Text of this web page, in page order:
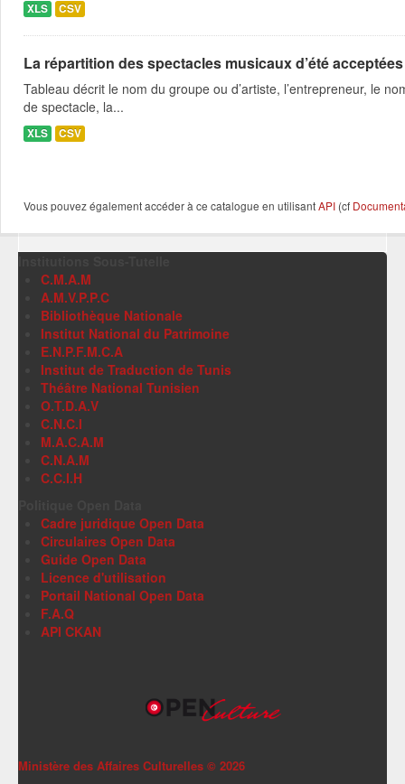
XLS CSV
La répartition des spectacles musicaux d’été
Tableau décrit le nom du groupe ou d’artiste, l’entrepreneur, le
de spectacle, la...
XLS CSV
Vous pouvez également accéder à ce catalogue en utilisantAPI (cf
C.M.A.M
A.M.V.P.P.C
Bibliothèque Nationale
Institut National du Patrimoine
E.N.P.F.M.C.A
Institut de Traduction de Tunis
Théâtre National Tunisien
O.T.D.A.V
C.N.C.I
M.A.C.A.M
C.N.A.M
C.C.I.H
Cadre juridique Open Data
Circulaires Open Data
Guide Open Data
Licence d'utilisation
Portail National Open Data
F.A.Q
API CKAN
Ministère des Affaires Culturelles © 2026